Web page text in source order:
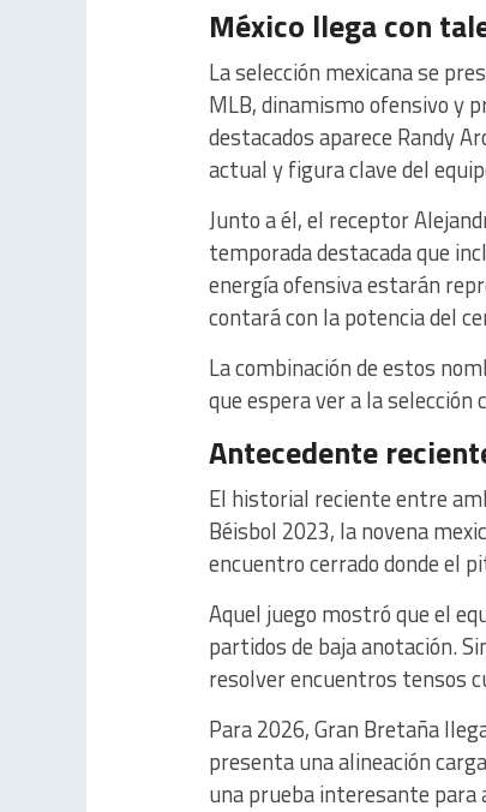
México llega con
La selección mexicana se
MLB, dinamismo ofensivo y
destacados aparece Randy
actual y figura clave del
Junto a él, el receptor
temporada destacada que
energía ofensiva estarán
contará con la potencia del
La combinación de estos
que espera ver a la
Antecedente
El historial reciente entre
Béisbol 2023, la novena
encuentro cerrado donde el
Aquel juego mostró que el
partidos de baja anotación.
resolver encuentros tensos
Para 2026, Gran Bretaña
presenta una alineación
una prueba interesante para